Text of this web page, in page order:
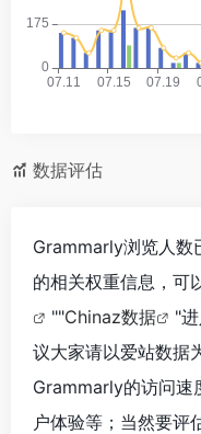
数据评估
Grammarly浏览人数
的相关权重信息，可
""Chinaz数据
"
议大家请以爱站数据
Grammarly的访问速
户体验等；当然要评